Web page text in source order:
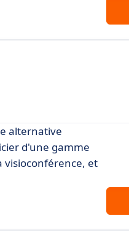
alternative
d'une gamme
visioconférence, et